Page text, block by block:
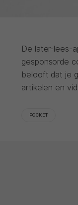
De later-lees-
gesponsorde
belooft dat je
artikelen en
POCKET